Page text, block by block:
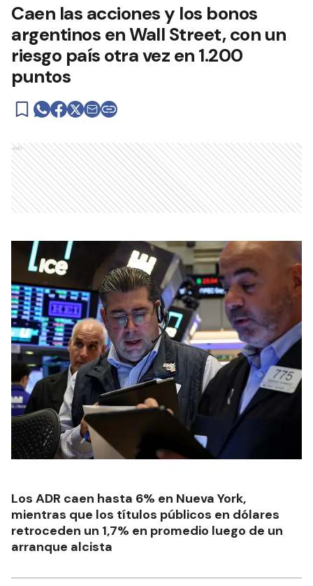
Caen las acciones y los bonos
argentinos en Wall Street, con un
riesgo país otra vez en 1.200
puntos
Ads
Los ADR caen hasta 6% en Nueva York,
mientras que los títulos públicos en dólares
retroceden un 1,7% en promedio luego de un
arranque alcista